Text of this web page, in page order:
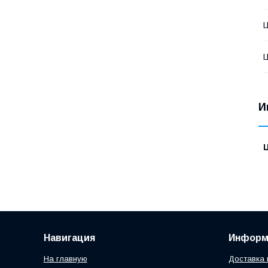
Навигация
На главную Доставка